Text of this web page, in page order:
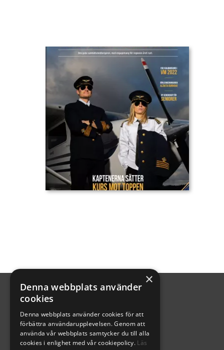
×
Denna webbplats använder
cookies
Denna webbplats använder cookies för att
förbättra användarupplevelsen. Genom att
använda vår webbplats samtycker du till alla
cookies i enlighet med vår cookiepolicy. Läs